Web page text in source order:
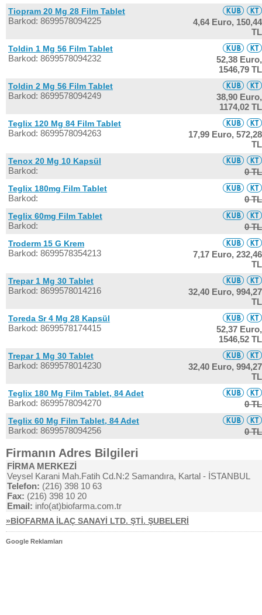
Tiopram 20 Mg 28 Film Tablet
Barkod: 8699578094225 4,64 Euro, 150,44
TL
Toldin 1 Mg 56 Film Tablet
Barkod: 8699578094232
52,38 Euro,
1546,79 TL
Toldin 2 Mg 56 Film Tablet
Barkod: 8699578094249
38,90 Euro,
1174,02 TL
Teglix 120 Mg 84 Film Tablet
Barkod: 8699578094263 17,99 Euro, 572,28
TL
Tenox 20 Mg 10 Kapsül
Barkod: 0 TL
Teglix 180mg Film Tablet
Barkod: 0 TL
Teglix 60mg Film Tablet
Barkod: 0 TL
Troderm 15 G Krem
Barkod: 8699578354213 7,17 Euro, 232,46
TL
Trepar 1 Mg 30 Tablet
Barkod: 8699578014216 32,40 Euro, 994,27
TL
Toreda Sr 4 Mg 28 Kapsül
Barkod: 8699578174415
52,37 Euro,
1546,52 TL
Trepar 1 Mg 30 Tablet
Barkod: 8699578014230 32,40 Euro, 994,27
TL
Teglix 180 Mg Film Tablet, 84 Adet
Barkod: 8699578094270 0 TL
Teglix 60 Mg Film Tablet, 84 Adet
Barkod: 8699578094256 0 TL
Firmanın Adres Bilgileri
FİRMA MERKEZİ
Veysel Karani Mah.Fatih Cd.N:2 Samandıra, Kartal - İSTANBUL
Telefon: (216) 398 10 63
Fax: (216) 398 10 20
Email: info(at)biofarma.com.tr
»BİOFARMA İLAÇ SANAYİ LTD. ŞTİ. ŞUBELERİ
Google Reklamları